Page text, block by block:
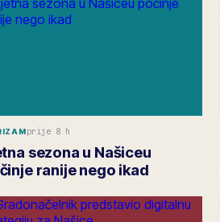
prije 8 h
sezona u Našiceu
ranije nego ikad